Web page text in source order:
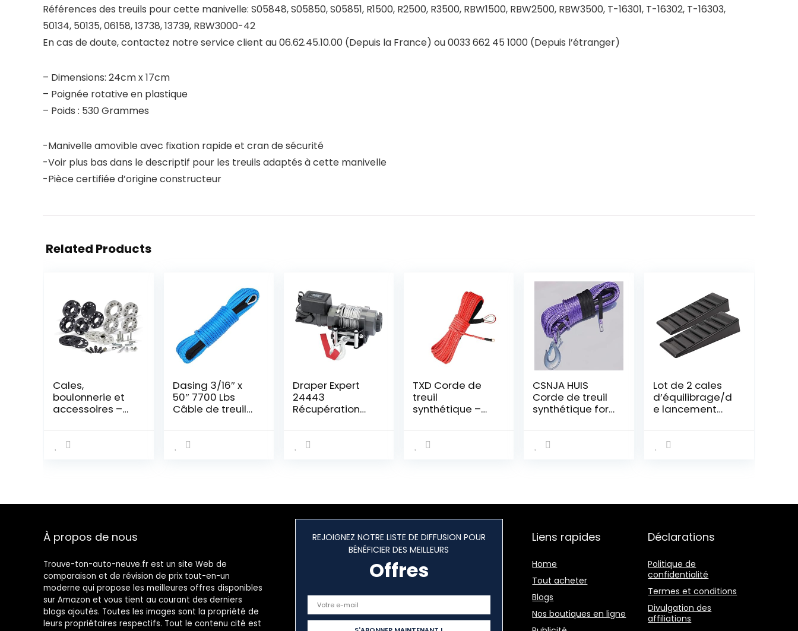
Références des treuils pour cette manivelle: S05848, S05850, S05851, R1500, R2500, R3500, RBW1500, RBW2500, RBW3500, T-16301, T-16302, T-16303,
50134, 50135, 06158, 13738, 13739, RBW3000-42
En cas de doute, contactez notre service client au 06.62.45.10.00 (Depuis la France) ou 0033 662 45 1000 (Depuis l’étranger)
– Dimensions: 24cm x 17cm
– Poignée rotative en plastique
– Poids : 530 Grammes
-Manivelle amovible avec fixation rapide et cran de sécurité
-Voir plus bas dans le descriptif pour les treuils adaptés à cette manivelle
-Pièce certifiée d’origine constructeur
Related Products
Cales,
boulonnerie et
accessoires –
Dasing 3/16″ x
50″ 7700 Lbs
Câble de treuil
protection pour
Draper Expert
24443
Récupération
TXD Corde de
treuil
synthétique –
de treuil avec
synthétique
CSNJA HUIS
Corde de treuil
synthétique for
treuil de Bateau
Lot de 2 cales
d’équilibrage/d
e lancement
7,5 cm Pour
À propos de nous
Trouve-ton-auto-neuve.fr est un site Web de
comparaison et de révision de prix tout-en-un
moderne qui propose les meilleures offres disponibles
sur Amazon et vous tient au courant des derniers
blogs ajoutés. Toutes les images sont la propriété de
leurs propriétaires respectifs. Tout le contenu cité est
REJOIGNEZ NOTRE LISTE DE DIFFUSION POUR
BÉNÉFICIER DES MEILLEURS
Offres
Liens rapides
Home
Tout acheter
Blogs
Nos boutiques en ligne
Déclarations
Politique de
confidentialité
Termes et conditions
Divulgation des
affiliations